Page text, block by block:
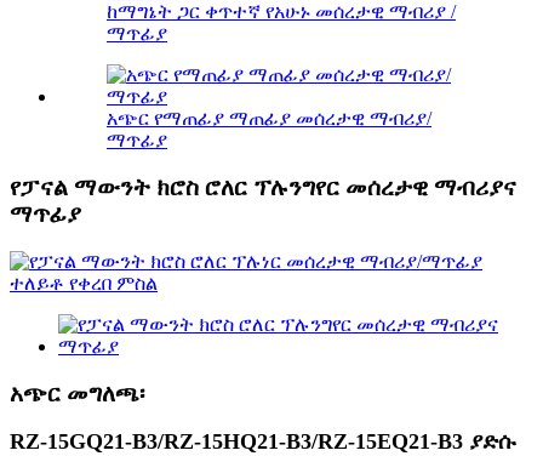
ከማግኔት ጋር ቀጥተኛ የአሁኑ መሰረታዊ ማብሪያ /
ማጥፊያ
አጭር የማጠፊያ ማጠፊያ መሰረታዊ ማብሪያ/
ማጥፊያ
የፓናል ማውንት ክሮስ ሮለር ፕሉንግየር መሰረታዊ ማብሪያና
ማጥፊያ
አጭር መግለጫ፡
RZ-15GQ21-B3/RZ-15HQ21-B3/RZ-15EQ21-B3 ያድሱ